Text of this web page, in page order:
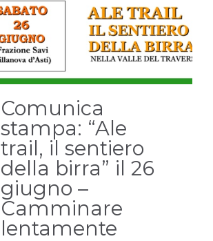
Comunica
stampa: “Ale
trail, il sentiero
della birra” il 26
giugno –
Camminare
lentamente